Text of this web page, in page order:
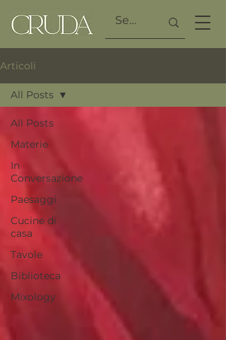
Articoli
All Posts
Materie
In
Conversazione
Paesaggi
Cucine di
casa
Tavole
Biblioteca
Mixology
All Posts